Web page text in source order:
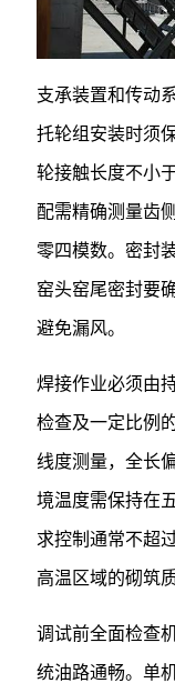
支承装置和传动
托轮组安装时须
轮接触长度不小
配需精确测量齿
零四模数。密封
窑头窑尾密封要
避免漏风。
焊接作业必须由
检查及一定比例
线度测量，全长
境温度需保持在
求控制通常不超
高温区域的砌筑质
调试前全面检查
统油路通畅。单